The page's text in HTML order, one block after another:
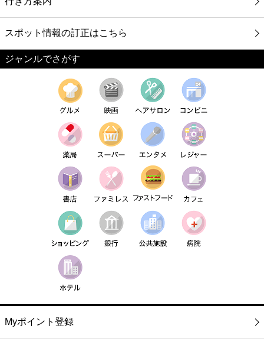
スポット情報の訂正はこちら
ジャンルでさがす
Myポイント登録